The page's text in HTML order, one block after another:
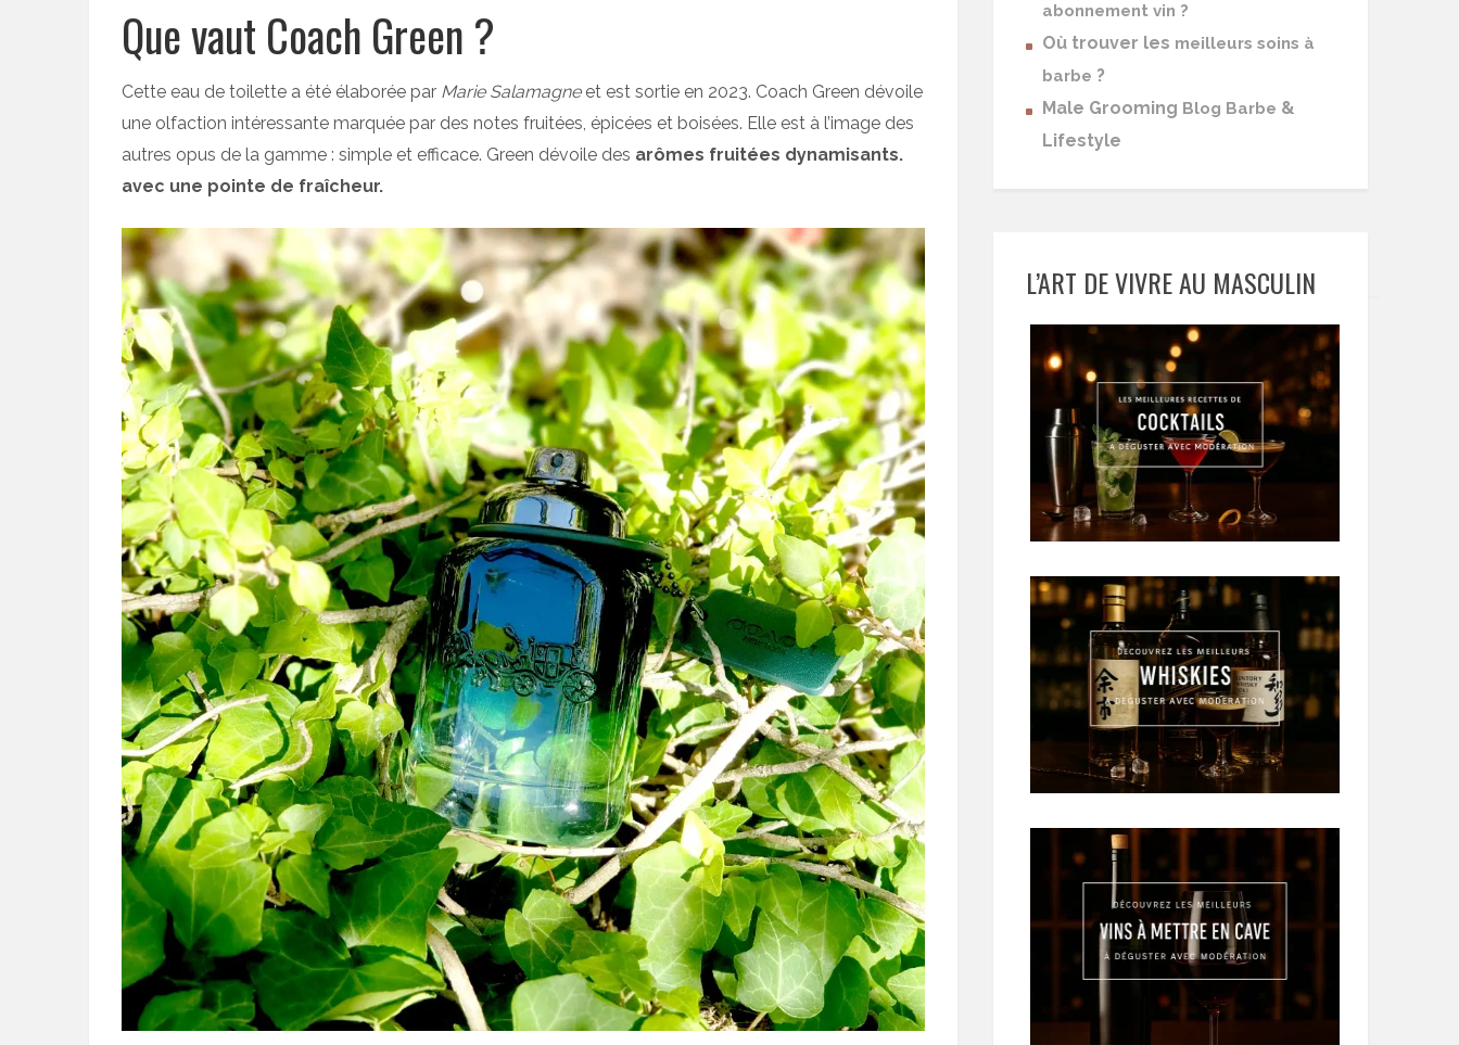
Que vaut Coach Green ?
Cette eau de toilette a été élaborée par Marie Salamagneet est sortie en 2023. Coach Green dévoile
une olfaction intéressante marquée par des notes fruitées, épicées et boisées. Elle est à l’image des
autres opus de la gamme : simple et efficace. Green dévoile des arômes fruitées dynamisants.
avec une pointe de fraîcheur.
abonnement vin ?
Où trouver les meilleurs soins à
barbe ?
Male Grooming Blog Barbe &
Lifestyle
L’ART DE VIVRE AU MASCULIN